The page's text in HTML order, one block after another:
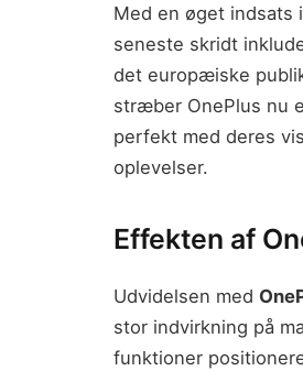
Med en øget indsats
seneste skridt
det europæiske
stræber OnePlus nu
perfekt med deres
oplevelser.
Effekten af
Udvidelsen med
stor indvirkning på
funktioner